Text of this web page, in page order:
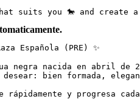
suits you 🐎 and create
Española (PRE) ✨
negra nacida en abril
desear: bien formada,
rápidamente y progresa